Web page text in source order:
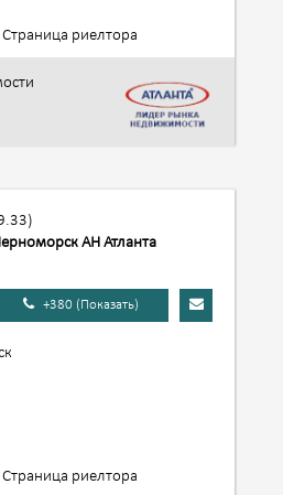
Страница риелтора
АН Атланта
+380 (Показать)
Страница риелтора